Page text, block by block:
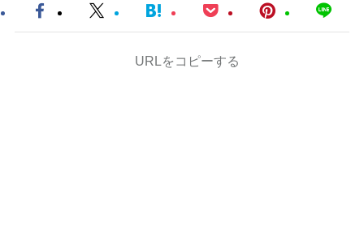
URLをコピーする